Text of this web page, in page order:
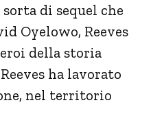
di sequel che
Oyelowo, Reeves
della storia
ha lavorato
nel territorio